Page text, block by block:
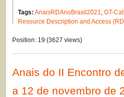
Tags: AnaisRDAnoBrasil2021, GT-Cat
Resource Description and Access
Position: 19 (3627 views)
Anais do II Encontro
a 12 de novembro de